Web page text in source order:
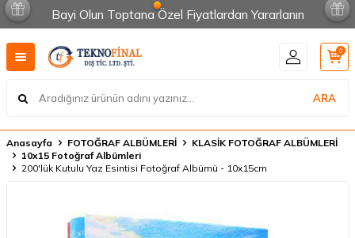
Bayi Olun Toptana Özel Fiyatlardan Yararlanın
ARA
0
Anasayfa FOTOĞRAF ALBÜMLERİ
KLASİK FOTOĞRAF ALBÜMLERİ
10x15 Fotoğraf Albümleri
200'lük Kutulu Yaz Esintisi Fotoğraf Albümü - 10x15cm